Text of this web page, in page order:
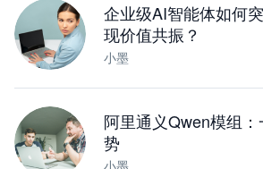
企业级AI智能体如何
现价值共振？
小墨
阿里通义Qwen模组
势
小墨